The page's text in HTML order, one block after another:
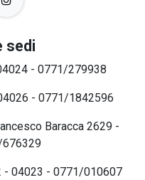
sedi
- 0771/279938
- 0771/1842596
Baracca 2629 -
- 04023 - 0771/010607